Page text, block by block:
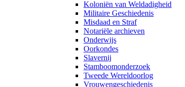
Koloniën van Weldadigheid
Militaire Geschiedenis
Misdaad en Straf
Notariële archieven
Onderwijs
Oorkondes
Slavernij
Stamboomonderzoek
Tweede Wereldoorlog
Vrouwengeschiedenis